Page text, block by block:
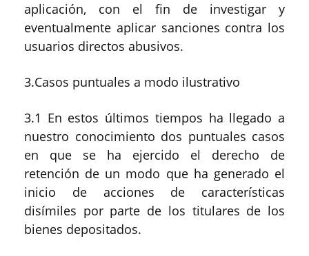
aplicación, con el fin de investigar y
eventualmente aplicar sanciones contra los
usuarios directos abusivos.
3.Casos puntuales a modo ilustrativo
3.1 En estos últimos tiempos ha llegado a
nuestro conocimiento dos puntuales casos
en que se ha ejercido el derecho de
retención de un modo que ha generado el
inicio de acciones de características
disímiles por parte de los titulares de los
bienes depositados.